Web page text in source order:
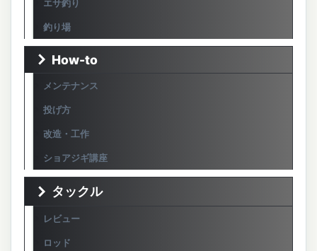
エサ釣り
釣り場
How-to
メンテナンス
投げ方
改造・工作
ショアジギ講座
タックル
レビュー
ロッド